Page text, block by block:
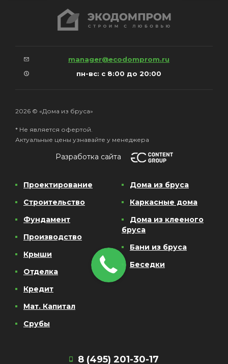
manager@ecodomprom.ru
пн-вс: с 8:00 до 20:00
2026 © «Дома из бруса»
* Не является офертой.
Актуальные цены узнавайте у менеджера
Разработка сайта
Проектирование
Строительство
Фундамент
Производство
Крыши
Отделка
Кредит
Мат. Капитал
Срубы
Дома из бруса
Каркасные дома
Дома из клееного
бруса
Бани из бруса
Беседки
8 (495) 201-30-17